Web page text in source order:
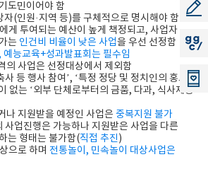
공모
지지
도민이어야 함
(인원·지역 등)를 구체적으로 명시해야 함
게 투여되는 예산이 높게 책정되고, 사업자
는 인건비 비율이 낮은 사업을 우선 선정함
능교육+성과발표회는 필수임
의 사업은 선정대상에서 제외함
사 등 행사 참여’, ‘특정 정당 및 정치인의 홍보물
없는 ‘외부 단체로부터의 금품, 다과, 식사제공’
나 지원받을 예정인 사업은 중복지원 불가
업진행은 가능하나 지원받은 사업을 다른
는 형태는 불가함(직접 추진)
으로 하며 전통놀이, 민속놀이 대상사업은